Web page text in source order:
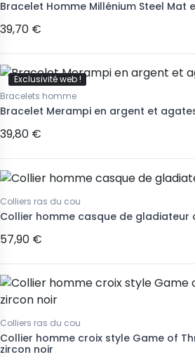
Bracelet Homme Millénium Steel Mat
39,70 €
Exclusivité web !
Bracelets homme
Bracelet Merampi en argent et
39,80 €
Colliers ras du cou
Collier homme casque de gladiateur
57,90 €
Colliers ras du cou
Collier homme croix style Game of
zircon noir